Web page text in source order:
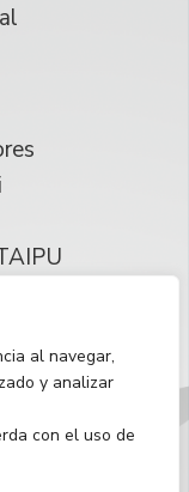
al navegar,
y analizar
con el uso de